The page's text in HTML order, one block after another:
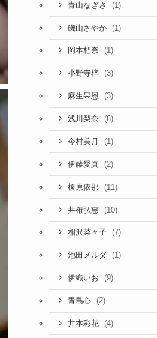
青山なぎさ (1)
磯山さやか (1)
岡本杷奈 (1)
小野寺梓 (3)
麻生果恩 (3)
浅川梨奈 (6)
今村美月 (1)
伊藤愛真 (2)
榎原依那 (11)
井桁弘恵 (10)
相沢菜々子 (7)
池田メルダ (1)
伊織いお (9)
青島心 (2)
井本彩花 (4)